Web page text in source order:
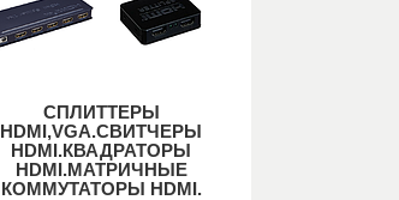
СПЛИТТЕРЫ
HDMI,VGA.СВИТЧЕРЫ
HDMI.КВАДРАТОРЫ
HDMI.МАТРИЧНЫЕ
КОММУТАТОРЫ HDMI.